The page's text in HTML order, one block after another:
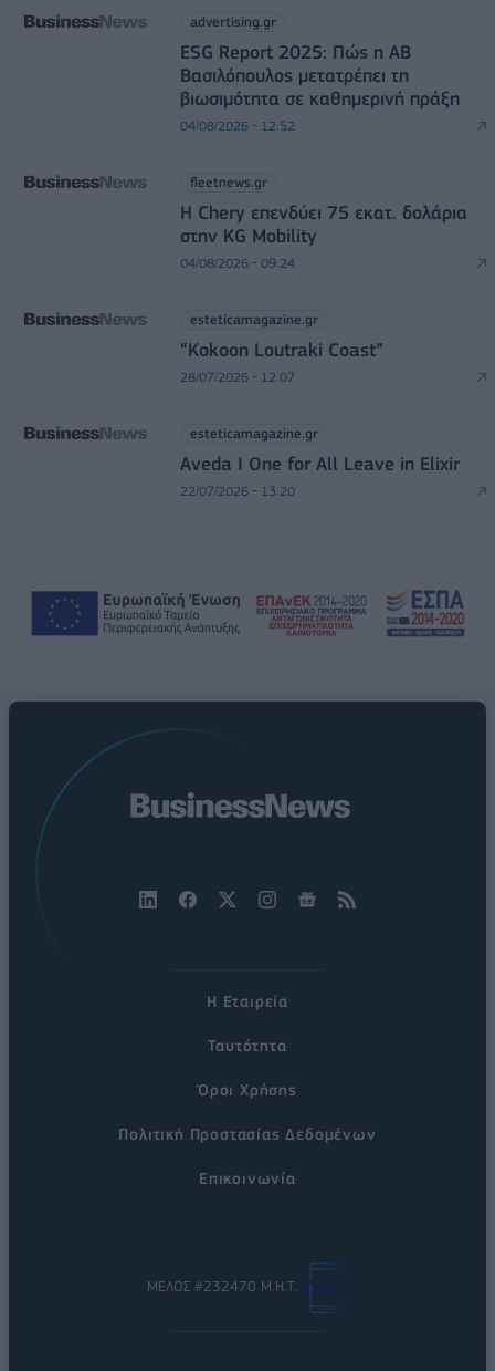
advertising.gr
ESG Report 2025: Πώς η ΑΒ
Βασιλόπουλος μετατρέπει τη
βιωσιμότητα σε καθημερινή πράξη
04/08/2026 - 12:52
fleetnews.gr
Η Chery επενδύει 75 εκατ. δολάρια
στην KG Mobility
04/08/2026 - 09:24
esteticamagazine.gr
“Kokoon Loutraki Coast”
28/07/2026 - 12:07
esteticamagazine.gr
Aveda I One for All Leave in Elixir
22/07/2026 - 13:20
Η Εταιρεία
Ταυτότητα
Όροι Χρήσης
Πολιτική Προστασίας Δεδομένων
Επικοινωνία
ΜΕΛΟΣ #232470 Μ.Η.Τ.